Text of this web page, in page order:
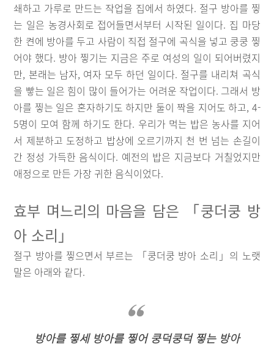
쇄하고 가루로 만드는 작업을 집에서 하였다. 절구 방아를 찧
는 일은 농경사회로 접어들면서부터 시작된 일이다. 집 마당
한 켠에 방아를 두고 사람이 직접 절구에 곡식을 넣고 쿵쿵 찧
어야 했다. 방아 찧기는 지금은 주로 여성의 일이 되어버렸지
만, 본래는 남자, 여자 모두 하던 일이다. 절구를 내리쳐 곡식
을 빻는 일은 힘이 많이 들어가는 어려운 작업이다. 그래서 방
아를 찧는 일은 혼자하기도 하지만 둘이 짝을 지어도 하고, 4-
5명이 모여 함께 하기도 한다. 우리가 먹는 밥은 농사를 지어
서 제분하고 도정하고 밥상에 오르기까지 천 번 넘는 손길이
간 정성 가득한 음식이다. 예전의 밥은 지금보다 거칠었지만
애정으로 만든 가장 귀한 음식이었다.
효부 며느리의 마음을 담은 「쿵더쿵 방
아 소리」
절구 방아를 찧으면서 부르는 「쿵더쿵 방아 소리」의 노랫
말은 아래와 같다.
방아를 찧세 방아를 찧어 쿵덕쿵덕 찧는 방아